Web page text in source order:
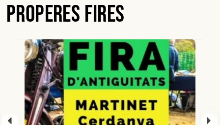
Properes Fires